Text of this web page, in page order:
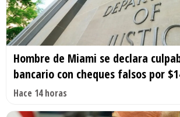
Hombre de Miami se declara
bancario con cheques falsos por
Hace 14 horas